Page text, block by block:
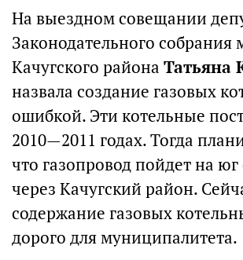
На выездном совещании
Законодательного собрания
Качугского района Татьяна
назвала создание газовых
ошибкой. Эти котельные
2010—2011 годах. Тогда
что газопровод пойдет на юг
через Качугский район.
содержание газовых
дорого для муниципалитета.